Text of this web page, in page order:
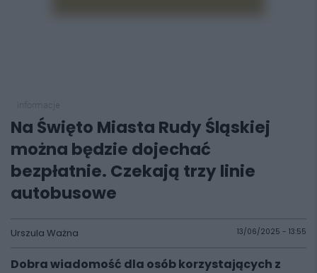
Na Święto Miasta Rudy Śląskiej
można będzie dojechać
bezpłatnie. Czekają trzy linie
autobusowe
Urszula Ważna 13/06/2025 - 13:55
Dobra wiadomość dla osób korzystających z